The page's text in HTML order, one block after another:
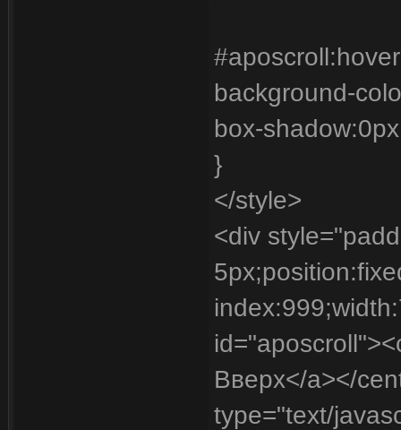
background-
box-
}
</style>
<div
Вверх</a></
type="text/